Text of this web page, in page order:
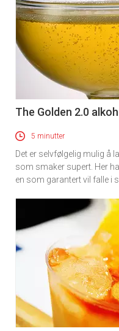
The Golden 2.0
5 minutter
Det er selvfølgelig mulig å
som smaker supert. Her
en som garantert vil falle i